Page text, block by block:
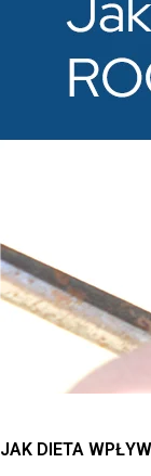
JAK DIETA